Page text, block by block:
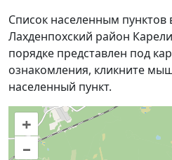
Список населенным пунктов
Лахденпохский район
порядке представлен под
ознакомления, кликните
населенный пункт.
+
–